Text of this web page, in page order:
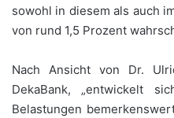
sowohl in diesem als auch
von rund 1,5 Prozent
Nach Ansicht von Dr.
DekaBank, „entwickelt
Belastungen